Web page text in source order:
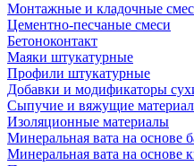
Монтажные и кладочные
Цементно-песчаные смеси
Бетоноконтакт
Маяки штукатурные
Профили штукатурные
Добавки и модификаторы
Сыпучие и вяжущие
Изоляционные материалы
Минеральная вата на основе
Минеральная вата на основе